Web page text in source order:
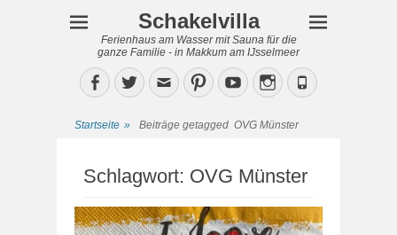
Schakelvilla
Ferienhaus am Wasser mit Sauna für die
ganze Familie - in Makkum am IJsselmeer
Facebook
TwitterEmailPinterestYouTubeInstagram
Phone
Startseite » Beiträge getagged OVG Münster
Schlagwort: OVG Münster